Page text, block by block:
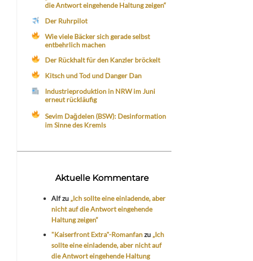
die Antwort eingehende Haltung zeigen“
Der Ruhrpilot
Wie viele Bäcker sich gerade selbst
entbehrlich machen
Der Rückhalt für den Kanzler bröckelt
Kitsch und Tod und Danger Dan
Industrieproduktion in NRW im Juni
erneut rückläufig
Sevim Dağdelen (BSW): Desinformation
im Sinne des Kremls
Aktuelle Kommentare
Alfzu „Ich sollte eine einladende, aber
nicht auf die Antwort eingehende
Haltung zeigen“
"Kaiserfront Extra"-Romanfanzu „Ich
sollte eine einladende, aber nicht auf
die Antwort eingehende Haltung